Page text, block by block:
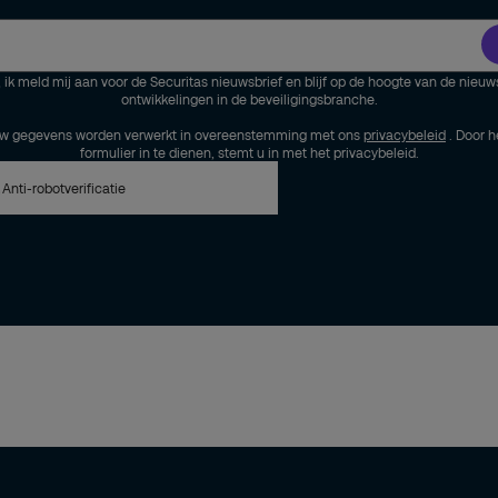
ik meld mij aan voor de Securitas nieuwsbrief en blijf op de hoogte van de
ontwikkelingen in de beveiligingsbranche.
gegevens worden verwerkt in overeenstemming met ons privacybeleid
. Door
formulier in te dienen, stemt u in met het privacybeleid.
Anti-robotverificatie